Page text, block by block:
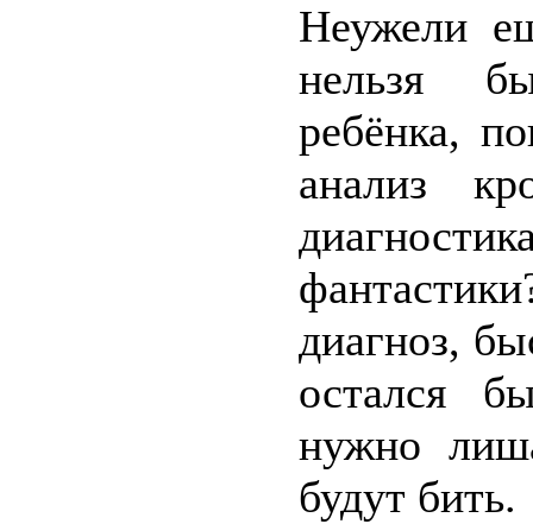
Неужели
нельзя
ребёнка,
анализ
диагноз,
остался
нужно
будут бить.